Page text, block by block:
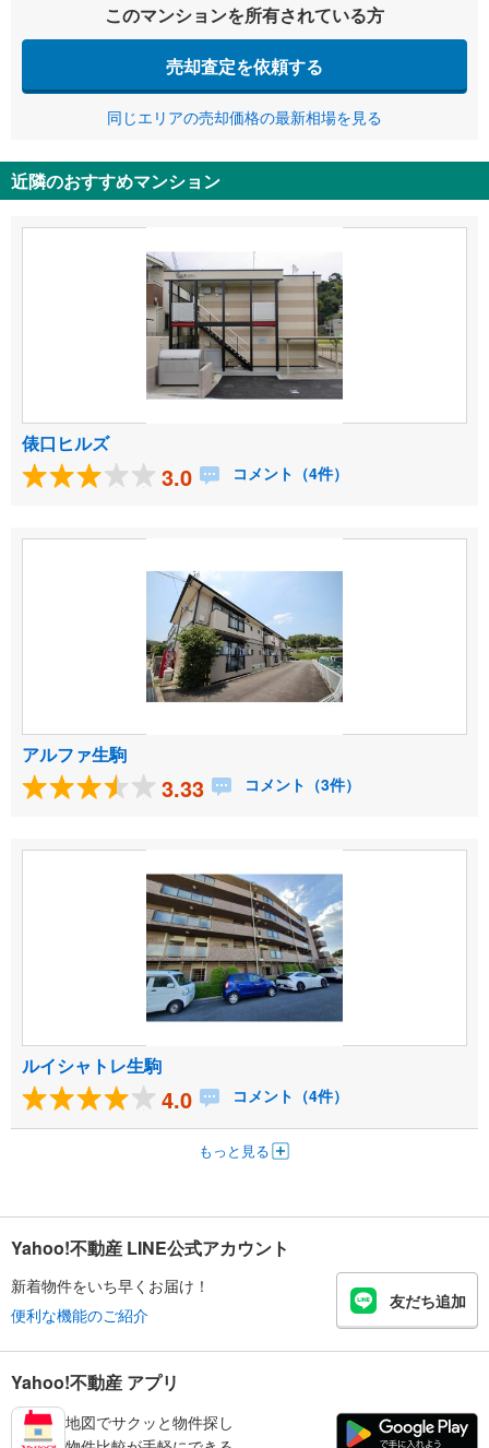
このマンションを所有されている方
売却査定を依頼する
同じエリアの売却価格の最新相場を見る
近隣のおすすめマンション
俵口ヒルズ
3.0 コメント（4件）
アルファ生駒
3.33 コメント（3件）
ルイシャトレ生駒
4.0 コメント（4件）
もっと見る
Yahoo!不動産 LINE公式アカウント
新着物件をいち早くお届け！
便利な機能のご紹介
友だち追加
Yahoo!不動産 アプリ
地図でサクッと物件探し